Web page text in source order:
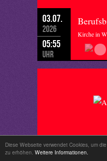
Diese Webseite verwendet Cookies, um
zu erhöhen. Weitere Informationen.
03.07.
2026
05:55
Uhr
Kirche in